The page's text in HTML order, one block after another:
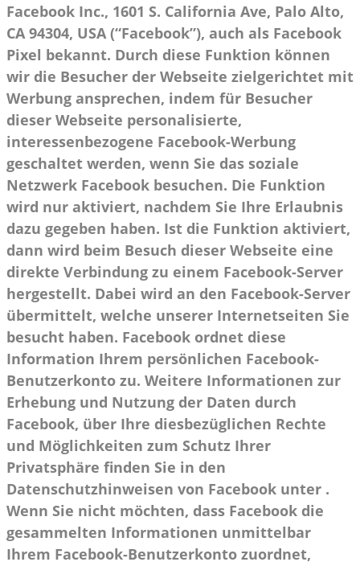
Facebook Inc., 1601 S. California Ave, Palo Alto,
CA 94304, USA (“Facebook”), auch als Facebook
Pixel bekannt. Durch diese Funktion können
wir die Besucher der Webseite zielgerichtet mit
Werbung ansprechen, indem für Besucher
dieser Webseite personalisierte,
interessenbezogene Facebook-Werbung
geschaltet werden, wenn Sie das soziale
Netzwerk Facebook besuchen. Die Funktion
wird nur aktiviert, nachdem Sie Ihre Erlaubnis
dazu gegeben haben. Ist die Funktion aktiviert,
dann wird beim Besuch dieser Webseite eine
direkte Verbindung zu einem Facebook-Server
hergestellt. Dabei wird an den Facebook-Server
übermittelt, welche unserer Internetseiten Sie
besucht haben. Facebook ordnet diese
Information Ihrem persönlichen Facebook-
Benutzerkonto zu. Weitere Informationen zur
Erhebung und Nutzung der Daten durch
Facebook, über Ihre diesbezüglichen Rechte
und Möglichkeiten zum Schutz Ihrer
Privatsphäre finden Sie in den
Datenschutzhinweisen von Facebook unter .
Wenn Sie nicht möchten, dass Facebook die
gesammelten Informationen unmittelbar
Ihrem Facebook-Benutzerkonto zuordnet,